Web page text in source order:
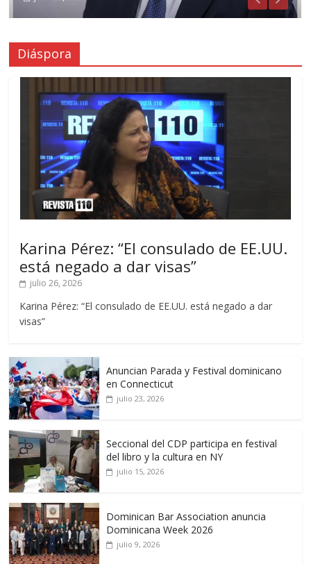
Diáspora
Karina Pérez: “El consulado de EE.UU.
está negado a dar visas”
julio 26, 2026
Karina Pérez: “El consulado de EE.UU. está negado a dar
visas”
Anuncian Parada y Festival dominicano
en Connecticut
julio 23, 2026
Seccional del CDP participa en festival
del libro y la cultura en NY
julio 15, 2026
Dominican Bar Association anuncia
Dominicana Week 2026
julio 9, 2026